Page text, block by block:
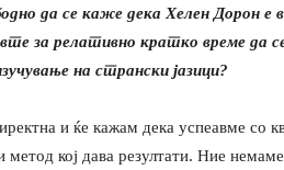
да се каже дека Хелен Дорон е
за релативно кратко време да
на странски јазици?
и ќе кажам дека успеавме со
метод кој дава резултати. Ние